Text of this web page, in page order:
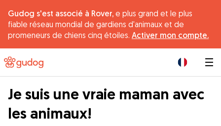
Gudog s'est associé à Rover, e plus grand et le plus
fiable réseau mondial de gardiens d'animaux et de
promeneurs de chiens cinq étoiles. Activer mon compte.
Je suis une vraie maman avec
les animaux!